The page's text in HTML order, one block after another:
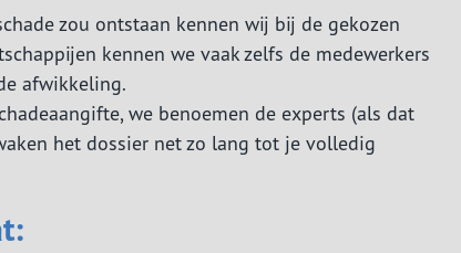
zou ontstaan kennen wij bij de gekozen
kennen we vaak zelfs de medewerkers
afwikkeling.
we benoemen de experts (als dat
het dossier net zo lang tot je volledig